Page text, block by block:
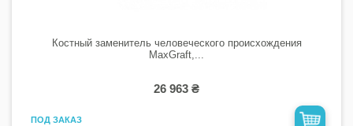
Костный заменитель человеческого происхождения
MaxGraft,...
26 963 ₴
ПОД ЗАКАЗ